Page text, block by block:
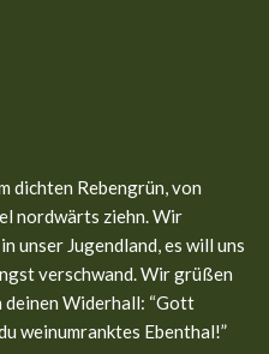
dichten Rebengrün, von
nordwärts ziehn. Wir
unser Jugendland, es will uns
verschwand. Wir grüßen
deinen Widerhall: “Gott
weinumranktes Ebenthal!”